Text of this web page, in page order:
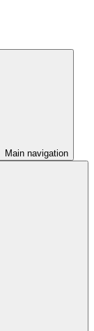
Main navigation